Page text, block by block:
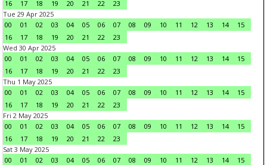
16 17 18 19 20 21 22
23
Tue 29 Apr 2025
00
01 02 03 04 05 06 07 08 09 10 11 12 13 14
15
16
17 18 19 20 21 22
23
Wed 30 Apr 2025
00
01 02 03 04 05 06 07 08 09 10 11 12 13 14
15
16
17 18 19 20 21 22
23
Thu 1 May 2025
00
01 02 03 04 05 06 07 08 09 10 11 12 13 14
15
16
17 18 19 20 21 22
23
Fri 2 May 2025
00
01 02 03 04 05 06 07 08 09 10 11 12 13 14
15
16
17 18 19 20 21 22
23
Sat 3 May 2025
00
01 02 03 04 05 06 07 08 09 10 11 12 13 14
15